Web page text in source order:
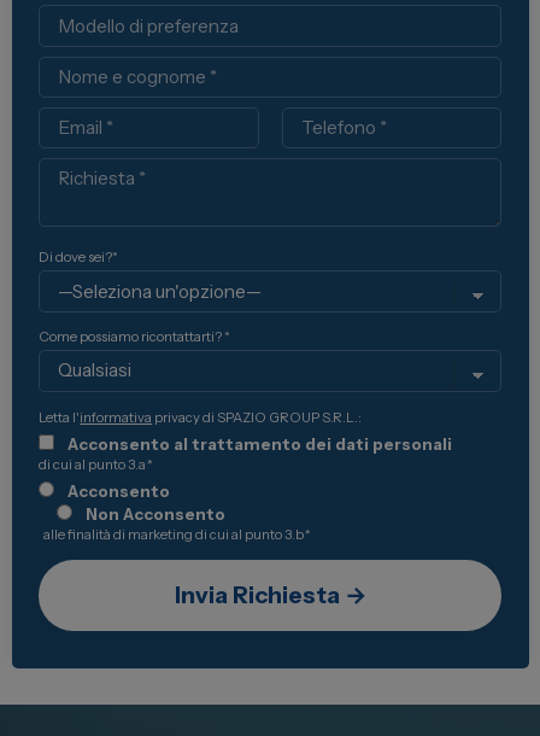
Modello
Nome
Email Telefono
Richiesta
Di dove sei?*
Come possiamo ricontattarti? *
Letta l'informativa privacy di SPAZIO GROUP S.R.L.:
Acconsento al trattamento dei dati personali
di cui al punto 3.a*
Acconsento
Non Acconsento
alle finalità di marketing di cui al punto 3.b*